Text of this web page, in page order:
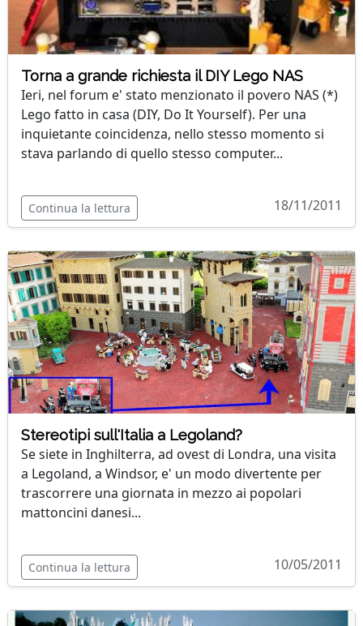
Torna a grande richiesta il DIY Lego NAS
Ieri, nel forum e' stato menzionato il povero NAS (*)
Lego fatto in casa (DIY, Do It Yourself). Per una
inquietante coincidenza, nello stesso momento si
stava parlando di quello stesso computer...
Continua la lettura 18/11/2011
Stereotipi sull'Italia a Legoland?
Se siete in Inghilterra, ad ovest di Londra, una visita
a Legoland, a Windsor, e' un modo divertente per
trascorrere una giornata in mezzo ai popolari
mattoncini danesi...
Continua la lettura 10/05/2011